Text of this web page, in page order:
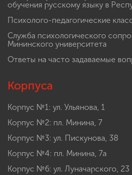
обучения русскому языку в
Психолого-педагогические
Служба психологического
Мининского университета
Ответы на часто задаваемые
Корпуса
Корпус №1: ул. Ульянова, 1
Корпус №2: пл. Минина, 7
Корпус №3: ул. Пискунова, 38
Корпус №4: пл. Минина, 7а
Корпус №6: ул. Луначарского, 23